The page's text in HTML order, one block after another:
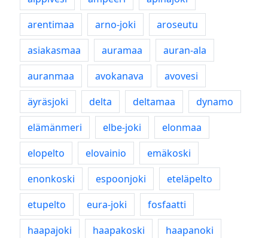
arentimaa
arno-joki
aroseutu
asiakasmaa
auramaa
auran-ala
auranmaa
avokanava
avovesi
äyräsjoki
delta deltamaa
dynamo
elämänmeri
elbe-joki
elonmaa
elopelto
elovainio
emäkoski
enonkoski
espoonjoki
eteläpelto
etupelto
eura-joki
fosfaatti
haapajoki
haapakoski
haapanoki